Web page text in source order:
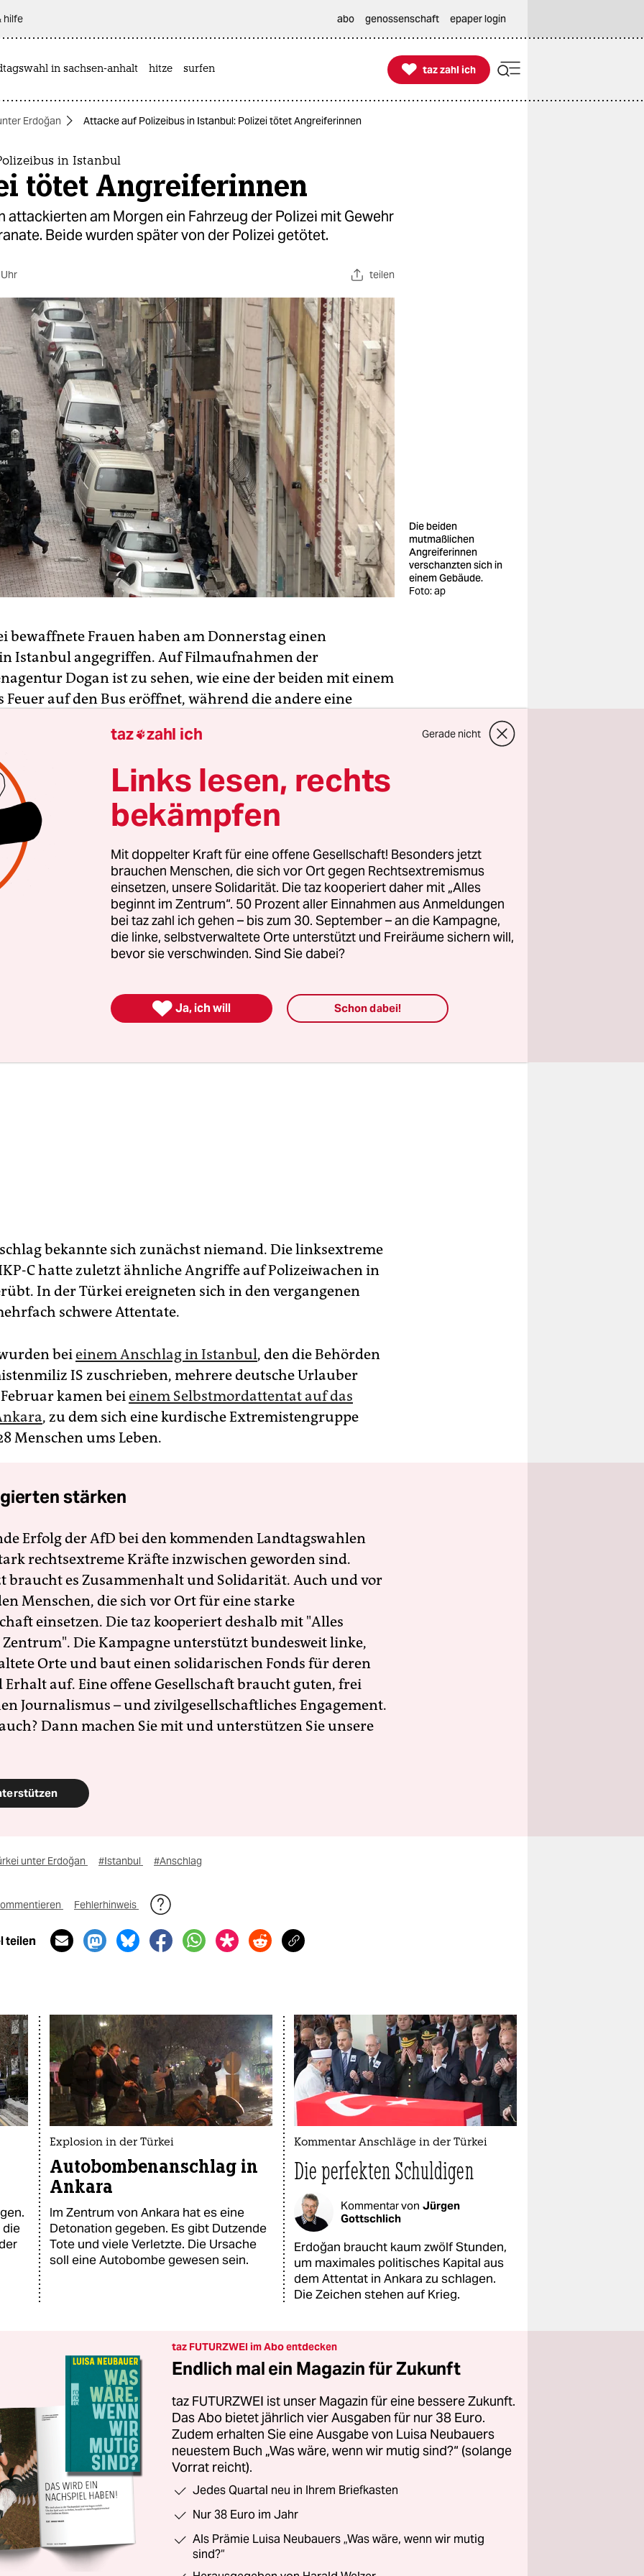
hilfe abo genossenschaft epaper login
in sachsen-anhalt hitze surfen 
taz zahl ich
taz zahl ich
Erdoğan Attacke auf Polizeibus in Istanbul: Polizei tötet Angreiferinnen
in Istanbul
tötet Angreiferinnen
attackierten am Morgen ein Fahrzeug der Polizei mit Gewehr
Beide wurden später von der Polizei getötet.
teilen
Die beiden
mutmaßlichen
Angreiferinnen
verschanzten sich in
einem Gebäude.
Foto: ap
bewaffnete Frauen haben am Donnerstag einen
Istanbul angegriffen. Auf Filmaufnahmen der
Dogan ist zu sehen, wie eine der beiden mit einem
Feuer auf den Bus eröffnet, während die andere eine
als er auf den Eingang der Wache im Viertel
zufuhr. Medienberichten zufolge gab es keine Verletzten
Insassen.
das Feuer erwidert und eine der Frauen getroffen, ehe
sich in ein Gebäude flüchteten, berichtete
seien in die Gegend entsandt und die
in Sicherheit gebracht worden. Im türkischen Fernsehen
wie Polizisten in ziviler Kleidung und schusssicheren
Wache verließen. Am späten Vormittag meldete die
AP, dass beide Frauen tot seien.
bekannte sich zunächst niemand. Die linksextreme
C hatte zuletzt ähnliche Angriffe auf Polizeiwachen in
In der Türkei ereigneten sich in den vergangenen
schwere Attentate.
beieinem Anschlag in Istanbul, den die Behörden
IS zuschrieben, mehrere deutsche Urlauber
kamen beieinem Selbstmordattentat auf das
, zu dem sich eine kurdische Extremistengruppe
Menschen ums Leben.
stärken
Erfolg der AfD bei den kommenden Landtagswahlen
rechtsextreme Kräfte inzwischen geworden sind.
braucht es Zusammenhalt und Solidarität. Auch und vor
Menschen, die sich vor Ort für eine starke
einsetzen. Die taz kooperiert deshalb mit "Alles
Die Kampagne unterstützt bundesweit linke,
Orte und baut einen solidarischen Fonds für deren
Erhalt auf. Eine offene Gesellschaft braucht guten, frei
Journalismus – und zivilgesellschaftliches Engagement.
Dann machen Sie mit und unterstützen Sie unsere
unter Erdoğan #Istanbul #Anschlag
Fehlerhinweis
teilen
die
Explosion in der Türkei
Autobombenanschlag in
Ankara
Im Zentrum von Ankara hat es eine
Detonation gegeben. Es gibt Dutzende
Tote und viele Verletzte. Die Ursache
soll eine Autobombe gewesen sein.
Kommentar Anschläge in der Türkei
Die perfekten Schuldigen
Kommentar von Jürgen
Gottschlich
Erdoğan braucht kaum zwölf Stunden,
um maximales politisches Kapital aus
dem Attentat in Ankara zu schlagen.
Die Zeichen stehen auf Krieg.
taz FUTURZWEI im Abo entdecken
Endlich mal ein Magazin für Zukunft
taz FUTURZWEI ist unser Magazin für eine bessere Zukunft.
Das Abo bietet jährlich vier Ausgaben für nur 38 Euro.
Zudem erhalten Sie eine Ausgabe von Luisa Neubauers
neuestem Buch „Was wäre, wenn wir mutig sind?“ (solange
Vorrat reicht).
Jedes Quartal neu in Ihrem Briefkasten
Nur 38 Euro im Jahr
Als Prämie Luisa Neubauers „Was wäre, wenn wir mutig
sind?“
taz zahl ich Gerade nicht
Links lesen, rechts
bekämpfen
Mit doppelter Kraft für eine offene Gesellschaft! Besonders jetzt
brauchen Menschen, die sich vor Ort gegen Rechtsextremismus
einsetzen, unsere Solidarität. Die taz kooperiert daher mit „Alles
beginnt im Zentrum“. 50 Prozent aller Einnahmen aus Anmeldungen
bei taz zahl ich gehen – bis zum 30. September – an die Kampagne,
die linke, selbstverwaltete Orte unterstützt und Freiräume sichern will,
bevor sie verschwinden. Sind Sie dabei?
 Ja, ich will Schon dabei!